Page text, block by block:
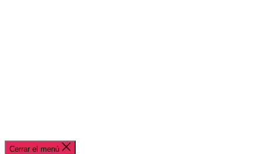
Cerrar el menú